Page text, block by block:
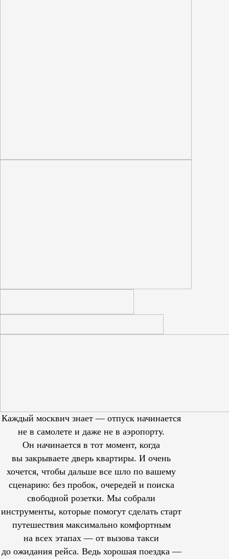
Каждый москвич знает — отпуск начинается
не в самолете и даже не в аэропорту.
Он начинается в тот момент, когда
вы закрываете дверь квартиры. И очень
хочется, чтобы дальше все шло по вашему
сценарию: без пробок, очередей и поиска
свободной розетки. Мы собрали
инструменты, которые помогут сделать старт
путешествия максимально комфортным
на всех этапах — от вызова такси
до ожидания рейса. Ведь хорошая поездка —